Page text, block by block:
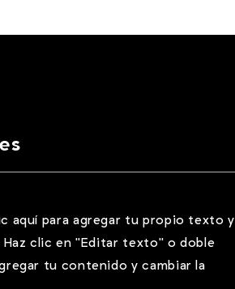
aquí para agregar tu propio texto y
clic en "Editar texto" o doble
tu contenido y cambiar la